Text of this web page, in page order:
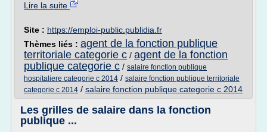
Lire la suite
Site : https://emploi-public.publidia.fr
Thèmes liés : agent de la fonction publique
territoriale categorie c / agent de la fonction
publique categorie c / salaire fonction publique
hospitaliere categorie c 2014 / salaire fonction publique territoriale
categorie c 2014 / salaire fonction publique categorie c 2014
Les grilles de salaire dans la fonction
publique ...